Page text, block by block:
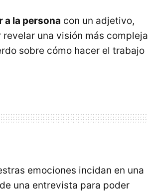
a la persona con un adjetivo,
una visión más compleja
sobre cómo hacer el trabajo
emociones incidan en una
una entrevista para poder